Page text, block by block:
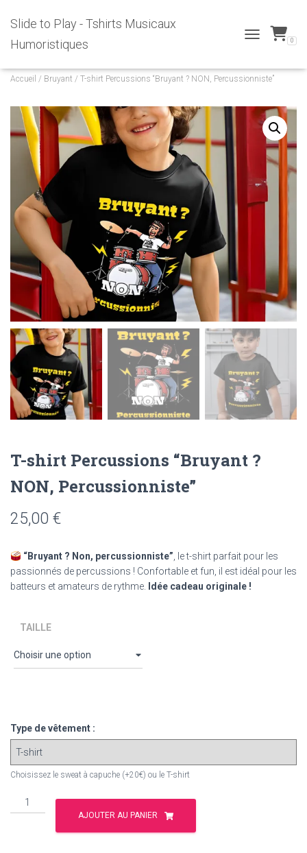
Slide to Play - Tshirts Musicaux
Humoristiques
G
G
E
A
T
0
Accueil / Bruyant / T-shirt Percussions “Bruyant ? NON, Percussionniste”
T-shirt Percussions “Bruyant ?
NON, Percussionniste”
25,00 €
“Bruyant ? Non, percussionniste”, le t-shirt parfait pour les
passionnés de percussions ! Confortable et fun, il est idéal pour les
batteurs et amateurs de rythme. Idée cadeau originale !
TAILLE
Type de vêtement :
Choisissez le sweat à capuche (+20€) ou le T-shirt
quantité
de
AJOUTER AU PANIER